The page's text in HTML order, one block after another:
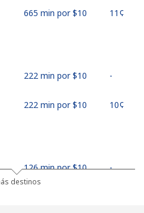
665 min por ⁦$10⁩ ⁦11¢⁩
222 min por ⁦$10⁩ -
222 min por ⁦$10⁩ ⁦10¢⁩
126 min por ⁦$10⁩ -
destinos